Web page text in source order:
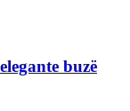
buzë